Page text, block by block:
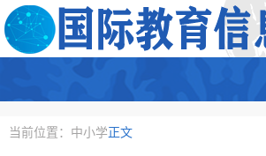
当前位置：中小学正文